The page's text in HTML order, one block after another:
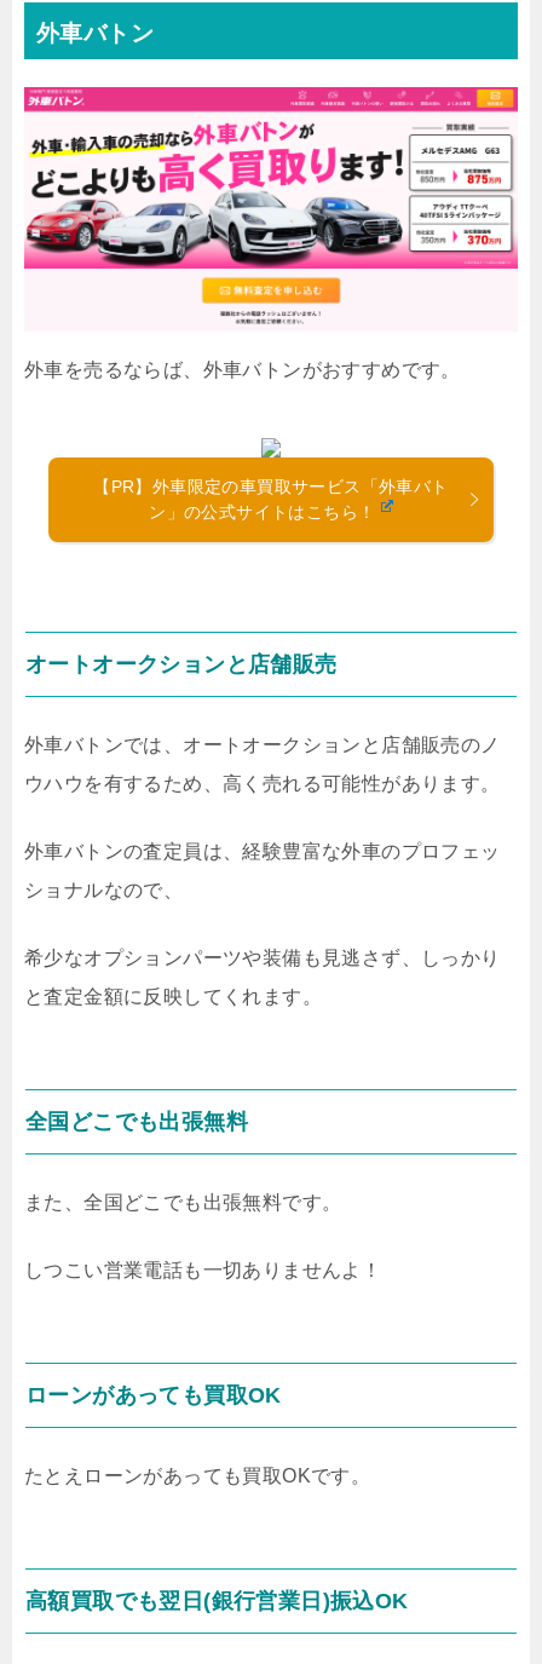
外車バトン
外車を売るならば、外車バトンがおすすめです。
【PR】外車限定の車買取サービス「外車バト
ン」の公式サイトはこちら！
オートオークションと店舗販売
外車バトンでは、オートオークションと店舗販売のノ
ウハウを有するため、高く売れる可能性があります。
外車バトンの査定員は、経験豊富な外車のプロフェッ
ショナルなので、
希少なオプションパーツや装備も見逃さず、しっかり
と査定金額に反映してくれます。
全国どこでも出張無料
また、全国どこでも出張無料です。
しつこい営業電話も一切ありませんよ！
ローンがあっても買取OK
たとえローンがあっても買取OKです。
高額買取でも翌日(銀行営業日)振込OK